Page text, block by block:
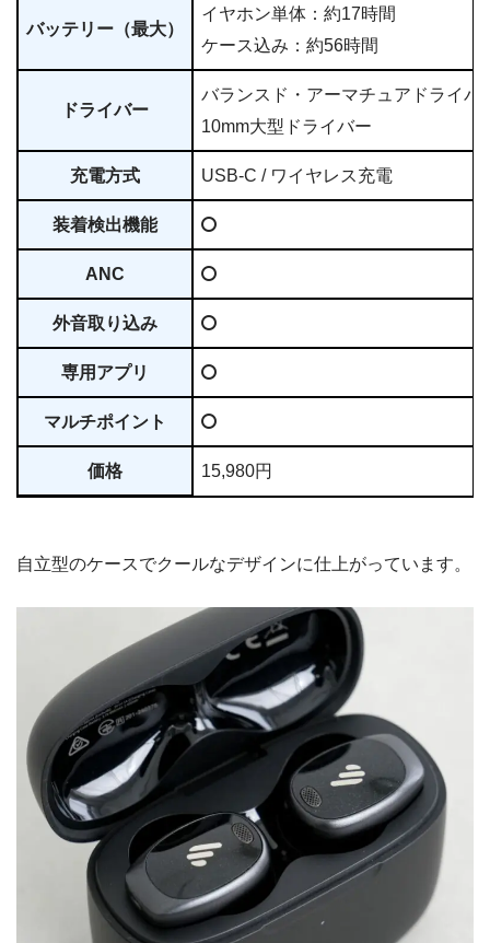
バッテリー（最大）
イヤホン単体：約17時間
ケース込み：約56時間
ドライバー
バランスド・アーマチュアドライバ
10mm大型ドライバー
充電方式 USB-C / ワイヤレス充電
装着検出機能
ANC
外音取り込み
専用アプリ
マルチポイント
価格 15,980円
自立型のケースでクールなデザインに仕上がっています。